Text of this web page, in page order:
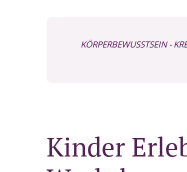
KÖRPERBEWUSSTSEIN-
Kinder